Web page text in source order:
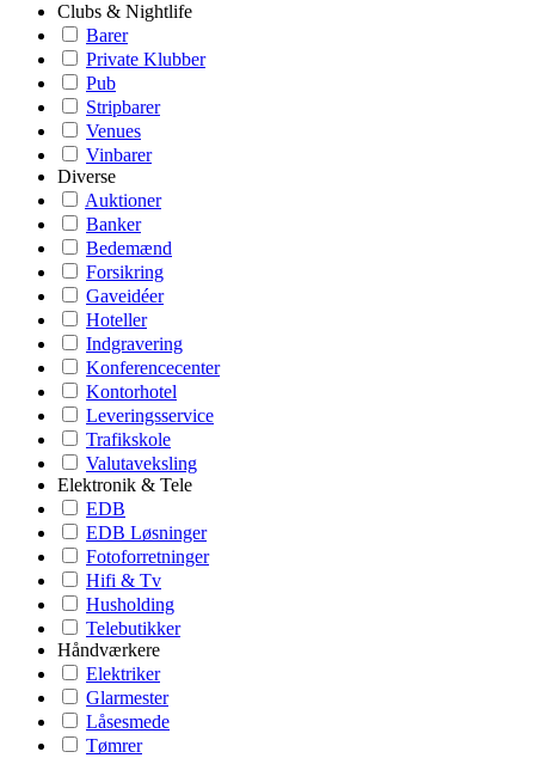
Clubs & Nightlife
Barer
Private Klubber
Pub
Stripbarer
Venues
Vinbarer
Diverse
Auktioner
Banker
Bedemænd
Forsikring
Gaveidéer
Hoteller
Indgravering
Konferencecenter
Kontorhotel
Leveringsservice
Trafikskole
Valutaveksling
Elektronik & Tele
EDB
EDB Løsninger
Fotoforretninger
Hifi & Tv
Husholding
Telebutikker
Håndværkere
Elektriker
Glarmester
Låsesmede
Tømrer